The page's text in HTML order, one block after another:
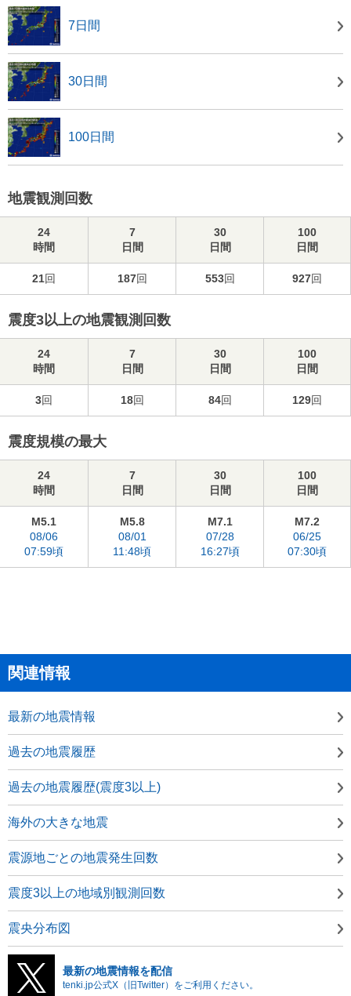
7日間
30日間
100日間
地震観測回数
24
時間
7
日間
30
日間
100
日間
21回 187回 553回 927回
震度3以上の地震観測回数
24
時間
7
日間
30
日間
100
日間
3回 18回 84回 129回
震度規模の最大
24
時間
7
日間
30
日間
100
日間
M5.1
08/06
07:59頃
M5.8
08/01
11:48頃
M7.1
07/28
16:27頃
M7.2
06/25
07:30頃
関連情報
最新の地震情報
過去の地震履歴
過去の地震履歴(震度3以上)
海外の大きな地震
震源地ごとの地震発生回数
震度3以上の地域別観測回数
震央分布図
最新の地震情報を配信
tenki.jp公式X（旧Twitter）をご利用ください。